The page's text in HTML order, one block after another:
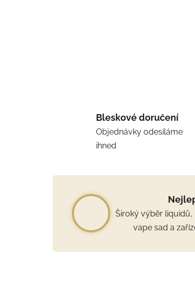
Bleskové doručení
Objednávky odesíláme
ihned
Široký výběr
vape sad a